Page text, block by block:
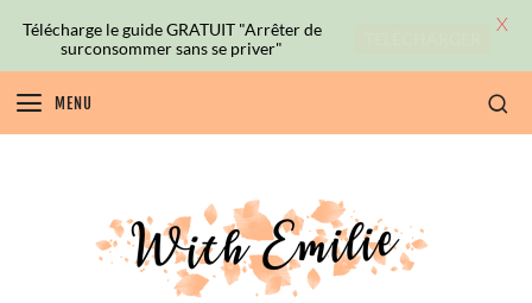
MENU
Télécharge le guide GRATUIT "Arrêter de
surconsommer sans se priver"
X